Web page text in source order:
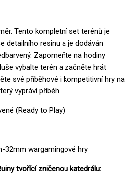
Tento kompletní set terénů je
detailního resinu a je dodáván
Zapomeňte na hodiny
vybalte terén a začněte hrát
své příběhové i kompetitivní hry na
vypráví příběh.
(Ready to Play)
32mm wargamingové hry
tvořící zničenou katedrálu: